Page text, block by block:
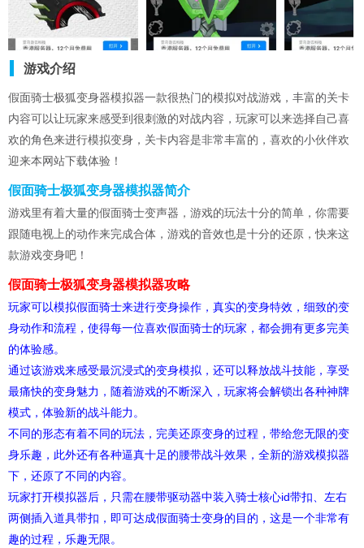
游戏介绍
假面骑士极狐变身器模拟器一款很热门的模拟对战游戏，丰富的关卡
内容可以让玩家来感受到很刺激的对战内容，玩家可以来选择自己喜
欢的角色来进行模拟变身，关卡内容是非常丰富的，喜欢的小伙伴欢
迎来本网站下载体验！
假面骑士极狐变身器模拟器简介
游戏里有着大量的假面骑士变声器，游戏的玩法十分的简单，你需要
跟随电视上的动作来完成合体，游戏的音效也是十分的还原，快来这
款游戏变身吧！
假面骑士极狐变身器模拟器攻略
玩家可以模拟假面骑士来进行变身操作，真实的变身特效，细致的变
身动作和流程，使得每一位喜欢假面骑士的玩家，都会拥有更多完美
的体验感。
通过该游戏来感受最沉浸式的变身模拟，还可以释放战斗技能，享受
最痛快的变身魅力，随着游戏的不断深入，玩家将会解锁出各种神牌
模式，体验新的战斗能力。
不同的形态有着不同的玩法，完美还原变身的过程，带给您无限的变
身乐趣，此外还有各种逼真十足的腰带战斗效果，全新的游戏模拟器
下，还原了不同的内容。
玩家打开模拟器后，只需在腰带驱动器中装入骑士核心id带扣、左右
两侧插入道具带扣，即可达成假面骑士变身的目的，这是一个非常有
趣的过程，乐趣无限。